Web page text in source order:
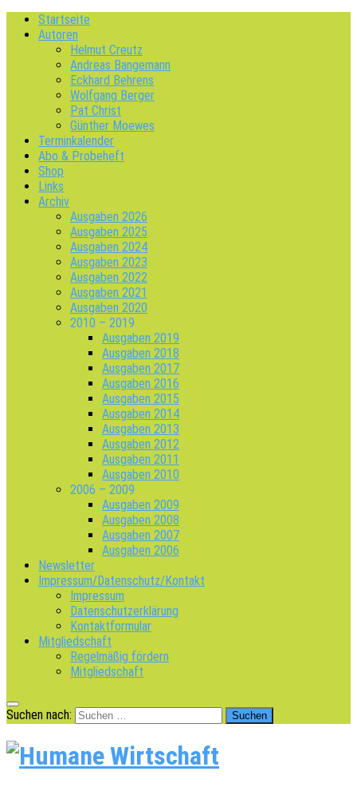
Startseite
Autoren
Helmut Creutz
Andreas Bangemann
Eckhard Behrens
Wolfgang Berger
Pat Christ
Günther Moewes
Terminkalender
Abo & Probeheft
Shop
Links
Archiv
Ausgaben 2026
Ausgaben 2025
Ausgaben 2024
Ausgaben 2023
Ausgaben 2022
Ausgaben 2021
Ausgaben 2020
2010 – 2019
Ausgaben 2019
Ausgaben 2018
Ausgaben 2017
Ausgaben 2016
Ausgaben 2015
Ausgaben 2014
Ausgaben 2013
Ausgaben 2012
Ausgaben 2011
Ausgaben 2010
2006 – 2009
Ausgaben 2009
Ausgaben 2008
Ausgaben 2007
Ausgaben 2006
Newsletter
Impressum/Datenschutz/Kontakt
Impressum
Datenschutzerklärung
Kontaktformular
Mitgliedschaft
Regelmäßig fördern
Mitgliedschaft
Suchen nach: